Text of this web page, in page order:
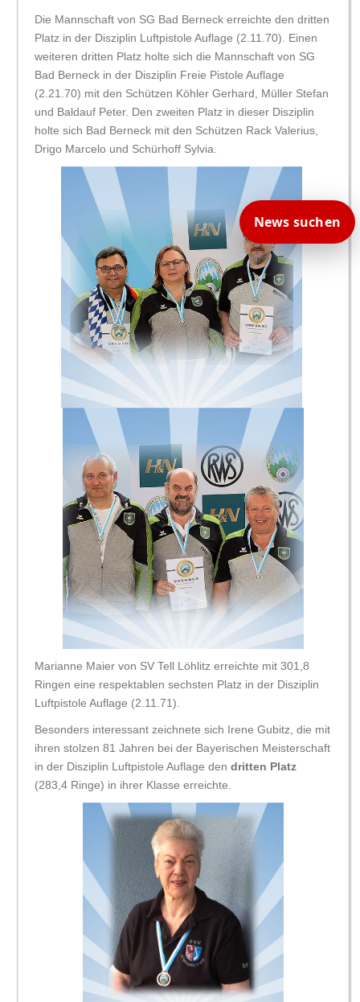
News suchen
Die Mannschaft von SG Bad Berneck erreichte den dritten
Platz in der Disziplin Luftpistole Auflage (2.11.70). Einen
weiteren dritten Platz holte sich die Mannschaft von SG
Bad Berneck in der Disziplin Freie Pistole Auflage
(2.21.70) mit den Schützen Köhler Gerhard, Müller Stefan
und Baldauf Peter. Den zweiten Platz in dieser Disziplin
holte sich Bad Berneck mit den Schützen Rack Valerius,
Drigo Marcelo und Schürhoff Sylvia.
Marianne Maier von SV Tell Löhlitz erreichte mit 301,8
Ringen eine respektablen sechsten Platz in der Disziplin
Luftpistole Auflage (2.11.71).
Besonders interessant zeichnete sich Irene Gubitz, die mit
ihren stolzen 81 Jahren bei der Bayerischen Meisterschaft
in der Disziplin Luftpistole Auflage dendritten Platz
(283,4 Ringe) in ihrer Klasse erreichte.